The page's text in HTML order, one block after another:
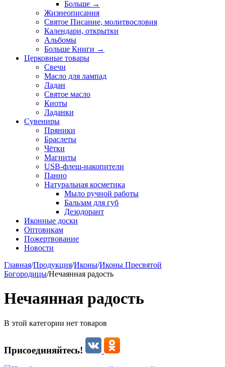
Больше →
Жизнеописания
Святое Писание, молитвословия
Календари, открытки
Альбомы
Больше Книги →
Церковные товары
Свечи
Масло для лампад
Ладан
Святое масло
Киоты
Ладанки
Сувениры
Пряники
Браслеты
Чётки
Магниты
USB-флеш-накопители
Панно
Натуральная косметика
Мыло ручной работы
Бальзам для губ
Дезодорант
Иконные доски
Оптовикам
Пожертвование
Новости
Главная/Продукция/Иконы/Иконы Пресвятой
Богородицы/Нечаянная радость
Нечаянная радость
В этой категории нет товаров
Присоединяйтесь!